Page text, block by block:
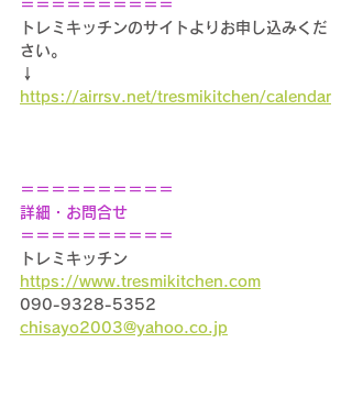
＝＝＝＝＝＝＝＝＝＝
トレミキッチンのサイトよりお申し込みくだ
さい。
↓
https://airrsv.net/tresmikitchen/calendar
＝＝＝＝＝＝＝＝＝＝
詳細・お問合せ
＝＝＝＝＝＝＝＝＝＝
トレミキッチン
https://www.tresmikitchen.com
090-9328-5352
chisayo2003@yahoo.co.jp